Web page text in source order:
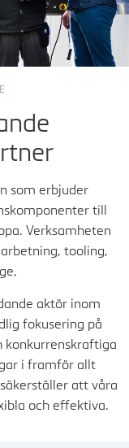
som erbjuder
till
Verksamheten
tooling,
aktör inom
fokusering på
konkurrenskraftiga
i framför allt
att våra
och effektiva.